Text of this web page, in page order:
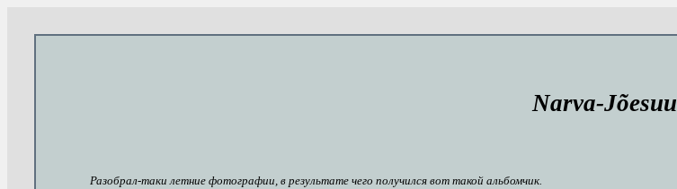
Narva-Jõesuu
Разобрал-таки летние фотографии, в результате чего получился вот такой альбомчик.